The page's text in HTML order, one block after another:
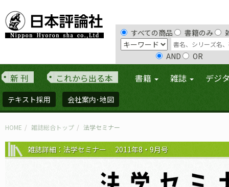
すべての商品 書籍のみ
AND OR
新 刊 これから出る本 書籍 雑誌 デジ
テキスト採用 会社案内･地図
HOME 雑誌総合トップ 法学セミナー
雑誌詳細：法学セミナー 2011年8・9月号